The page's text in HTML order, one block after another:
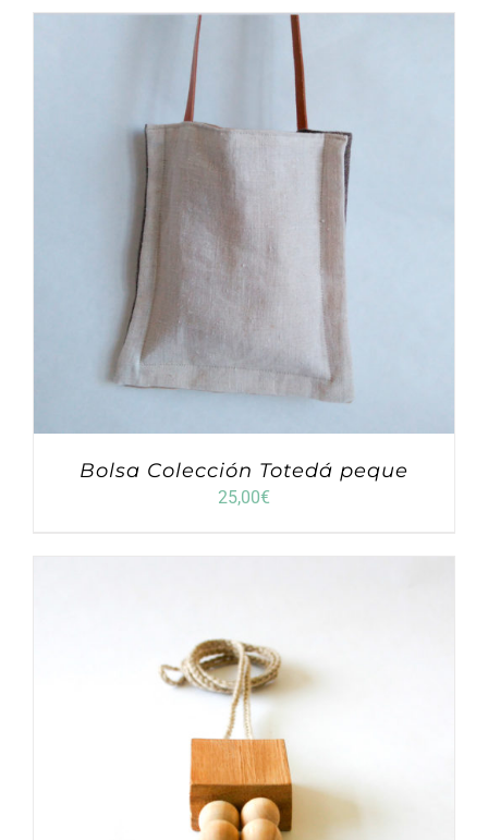
Bolsa Colección Totedá peque
25,00€